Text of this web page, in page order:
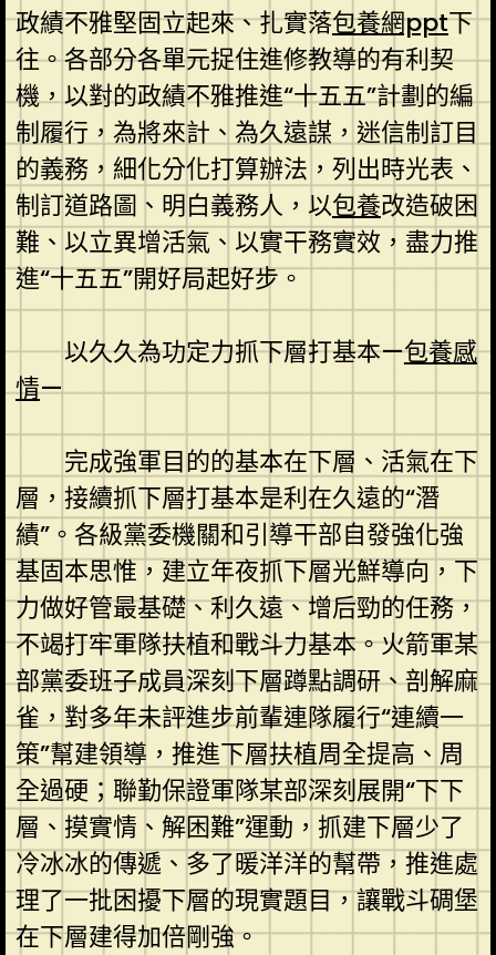
政績不雅堅固立起來、扎實落包養網ppt下
往。各部分各單元捉住進修教導的有利契
機，以對的政績不雅推進“十五五”計劃的編
制履行，為將來計、為久遠謀，迷信制訂目
的義務，細化分化打算辦法，列出時光表、
制訂道路圖、明白義務人，以包養改造破困
難、以立異增活氣、以實干務實效，盡力推
進“十五五”開好局起好步。
以久久為功定力抓下層打基本—包養感
情—
完成強軍目的的基本在下層、活氣在下
層，接續抓下層打基本是利在久遠的“潛
績”。各級黨委機關和引導干部自發強化強
基固本思惟，建立年夜抓下層光鮮導向，下
力做好管最基礎、利久遠、增后勁的任務，
不竭打牢軍隊扶植和戰斗力基本。火箭軍某
部黨委班子成員深刻下層蹲點調研、剖解麻
雀，對多年未評進步前輩連隊履行“連續一
策”幫建領導，推進下層扶植周全提高、周
全過硬；聯勤保證軍隊某部深刻展開“下下
層、摸實情、解困難”運動，抓建下層少了
冷冰冰的傳遞、多了暖洋洋的幫帶，推進處
理了一批困擾下層的現實題目，讓戰斗碉堡
在下層建得加倍剛強。